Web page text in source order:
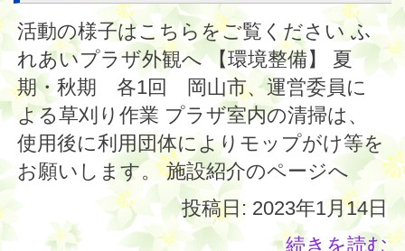
活動の様子はこちらをご覧ください ふ
れあいプラザ外観へ 【環境整備】 夏
期・秋期 各1回 岡山市、運営委員に
よる草刈り作業 プラザ室内の清掃は、
使用後に利用団体によりモップがけ等を
お願いします。 施設紹介のページへ
投稿日: 2023年1月14日
続きを読む